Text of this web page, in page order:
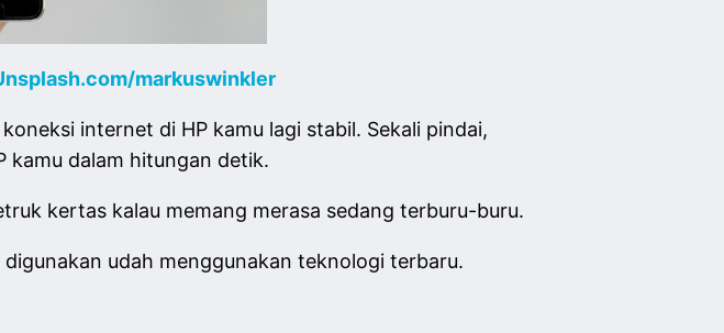
markuswinkler
internet di HP kamu lagi stabil. Sekali pindai,
kamu dalam hitungan detik.
kertas kalau memang merasa sedang terburu-buru.
udah menggunakan teknologi terbaru.